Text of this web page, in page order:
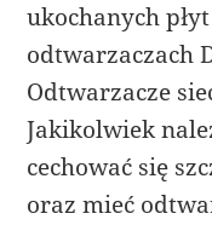
ukochanych
odtwarzaczach
Odtwarzacze
Jakikolwiek
cechować się
oraz mieć